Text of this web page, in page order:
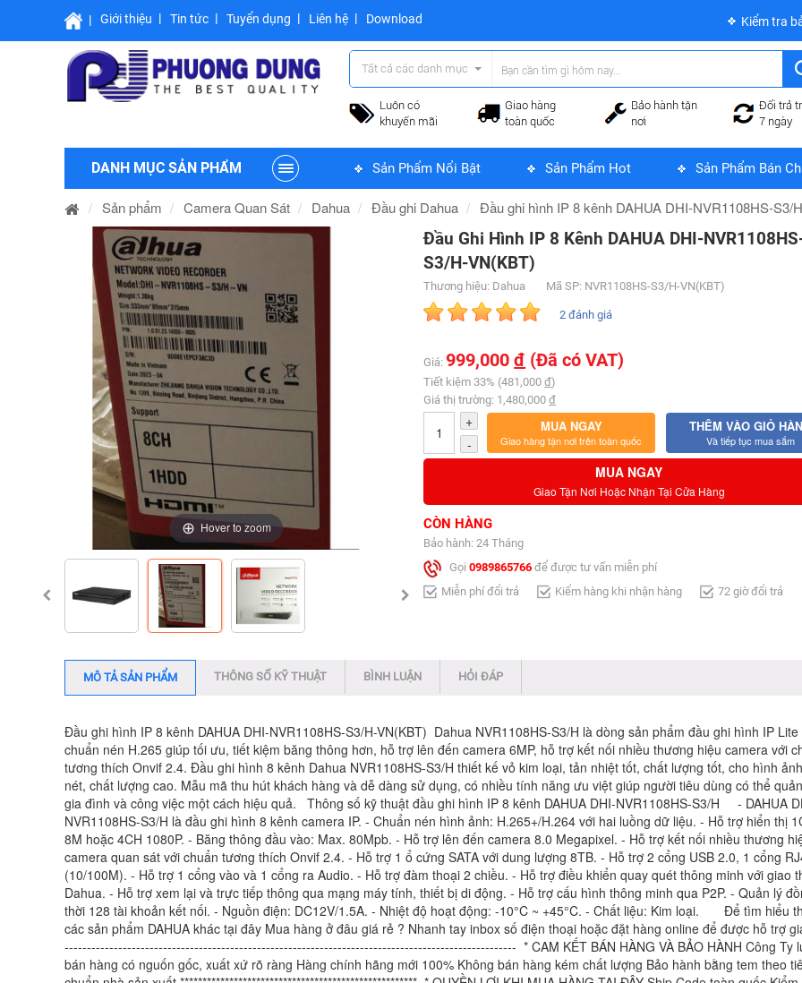
Giới thiệu Tin tức Tuyển dụng Liên hệ Download Kiểm tra
Tất cả các danh mục
Luôn có
khuyến mãi
Giao hàng
toàn quốc
Bảo hành tận
nơi
Đổi trả
7 ngày
DANH MỤC SẢN PHẨM Sản Phẩm Nổi Bật Sản Phẩm Hot Sản Phẩm Bán
Sản phẩm Camera Quan Sát Dahua Đầu ghi Dahua Đầu ghi hình IP 8 kênh DAHUA DHI-NVR1108HS-S3/
Hover to zoom
Hover to zoom
Hover to zoom
Đầu Ghi Hình IP 8 Kênh DAHUA DHI-
S3/H-VN(KBT)
Thương hiệu: Dahua Mã SP: NVR1108HS-S3/H-VN(KBT)
2 đánh giá
Giá:999,000đ (Đã có VAT)
Tiết kiệm 33% (481,000đ)
Giá thị trường: 1,480,000đ
+
-
MUA NGAY
Giao hàng tận nơi trên toàn quốc
THÊM VÀO GIỎ
Và tiếp tục mua sắm
MUA NGAY
Giao Tận Nơi Hoặc Nhận Tại Cửa Hàng
CÒN HÀNG
Bảo hành: 24 Tháng
Gọi0989865766 để được tư vấn miễn phí
Miễn phí đổi trả
Kiểm hàng khi nhận hàng 72 giờ đổi trả
MÔ TẢ SẢN PHẨM THÔNG SỐ KỸ THUẬT BÌNH LUẬN HỎI ĐÁP
Đầu ghi hình IP 8 kênh DAHUA DHI-NVR1108HS-S3/H-VN(KBT)​ Dahua NVR1108HS-S3/H là dòng sản phẩm đầu ghi hình IP
chuẩn nén H.265 giúp tối ưu, tiết kiệm băng thông hơn, hỗ trợ lên đến camera 6MP, hỗ trợ kết nối nhiều thương hiệu camera với
tương thích Onvif 2.4. Đầu ghi hình 8 kênh Dahua NVR1108HS-S3/H thiết kế vỏ kim loại, tản nhiệt tốt, chất lượng tốt, cho hình
nét, chất lượng cao. Mẫu mã thu hút khách hàng và dễ dàng sử dụng, có nhiều tính năng ưu việt giúp người tiêu dùng có thể
gia đình và công việc một cách hiệu quả. Thông số kỹ thuật đầu ghi hình IP 8 kênh DAHUA DHI-NVR1108HS-S3/H - DAHUA
NVR1108HS-S3/H là đầu ghi hình 8 kênh camera IP. - Chuẩn nén hình ảnh: H.265+/H.264 với hai luồng dữ liệu. - Hỗ trợ hiển thị
8M hoặc 4CH 1080P. - Băng thông đầu vào: Max. 80Mpb. - Hỗ trợ lên đến camera 8.0 Megapixel. - Hỗ trợ kết nối nhiều thương
camera quan sát với chuẩn tương thích Onvif 2.4. - Hỗ trợ 1 ổ cứng SATA với dung lượng 8TB. - Hỗ trợ 2 cổng USB 2.0, 1 cổng
(10/100M). - Hỗ trợ 1 cổng vào và 1 cổng ra Audio. - Hỗ trợ đàm thoại 2 chiều. - Hỗ trợ điều khiển quay quét thông minh với giao
Dahua. - Hỗ trợ xem lại và trực tiếp thông qua mạng máy tính, thiết bị di động. - Hỗ trợ cấu hình thông minh qua P2P. - Quản lý
thời 128 tài khoản kết nối. - Nguồn điện: DC12V/1.5A. - Nhiệt độ hoạt động: -10°C ~ +45°C. - Chất liệu: Kim loại. Để tìm hiểu
các sản phẩm DAHUA khác tại đây Mua hàng ở đâu giá rẻ ? Nhanh tay inbox số điện thoại hoặc đặt hàng online để được hỗ trợ
----------------------------------------------------------------------------------------------------- * CAM KẾT BÁN HÀNG VÀ BẢO HÀNH Công Ty
bán hàng có nguốn gốc, xuất xứ rõ ràng Hàng chính hãng mới 100% Không bán hàng kém chất lượng Bảo hành bằng tem theo